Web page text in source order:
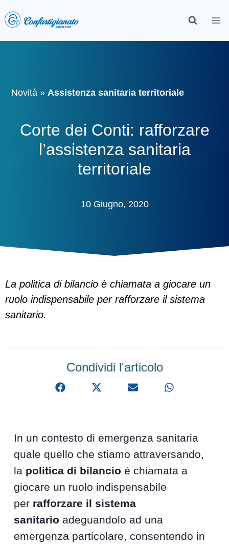
Novità » Assistenza sanitaria territoriale
Corte dei Conti: rafforzare
l’assistenza sanitaria
territoriale
10 Giugno, 2020
La politica di bilancio è chiamata a giocare un
ruolo indispensabile per rafforzare il sistema
sanitario.
Condividi l'articolo
In un contesto di emergenza sanitaria
quale quello che stiamo attraversando,
la politica di bilancio è chiamata a
giocare un ruolo indispensabile
per rafforzare il sistema
sanitario adeguandolo ad una
emergenza particolare, consentendo in